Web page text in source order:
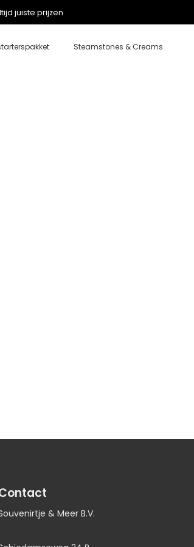
juiste prijzen
Steamstones & Creams
& Meer B.V.